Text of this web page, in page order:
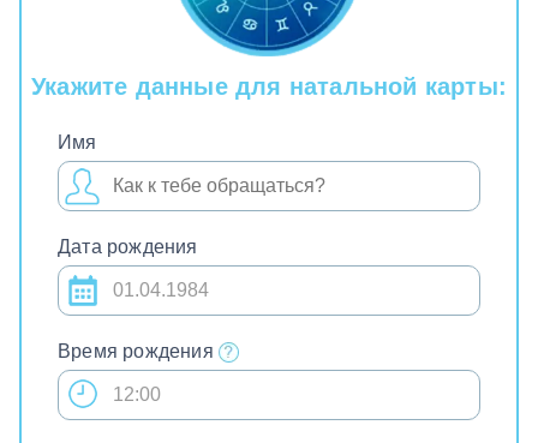
Укажите данные для натальной карты:
Имя
Дата рождения
Время рождения